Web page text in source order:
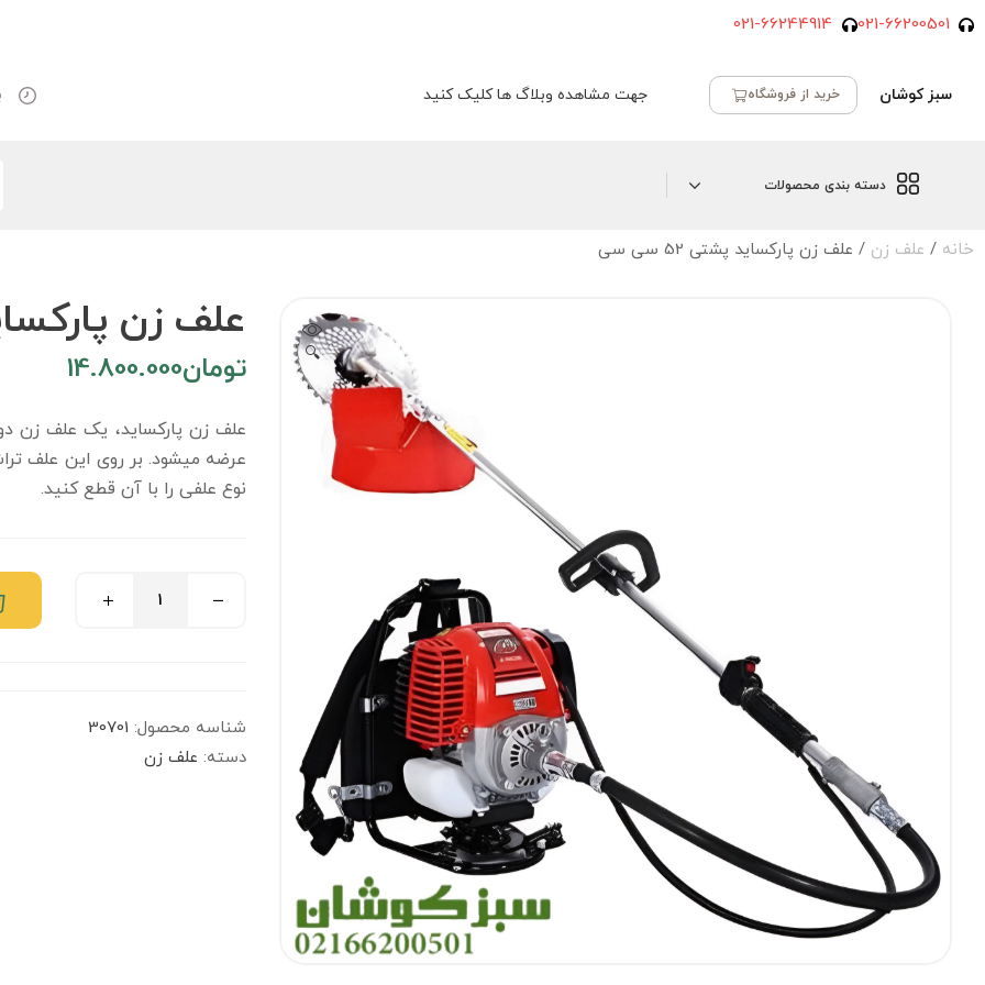
021-66200501
021-66244914
سبز کوشان خرید از فروشگاه جهت مشاهده وبلاگ ها کلیک کنید
دسته بندی محصولات
خانه / علف زن / علف زن پارکساید پشتی 52 سی سی
🔍
علف زن پارکساید
تومان14.800.000
عرضه میشود. بر روی این علف
نوع علفی را با آن قطع کنید.
شناسه محصول: 30701
دسته: علف زن